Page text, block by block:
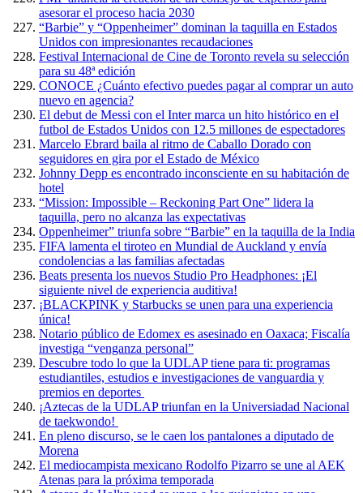
asesorar el proceso hacia 2030
“Barbie” y “Oppenheimer” dominan la taquilla en Estados
Unidos con impresionantes recaudaciones
Festival Internacional de Cine de Toronto revela su selección
para su 48ª edición
CONOCE ¿Cuánto efectivo puedes pagar al comprar un auto
nuevo en agencia?
El debut de Messi con el Inter marca un hito histórico en el
futbol de Estados Unidos con 12.5 millones de espectadores
Marcelo Ebrard baila al ritmo de Caballo Dorado con
seguidores en gira por el Estado de México
Johnny Depp es encontrado inconsciente en su habitación de
hotel
“Mission: Impossible – Reckoning Part One” lidera la
taquilla, pero no alcanza las expectativas
Oppenheimer” triunfa sobre “Barbie” en la taquilla de la India
FIFA lamenta el tiroteo en Mundial de Auckland y envía
condolencias a las familias afectadas
Beats presenta los nuevos Studio Pro Headphones: ¡El
siguiente nivel de experiencia auditiva!
¡BLACKPINK y Starbucks se unen para una experiencia
única!
Notario público de Edomex es asesinado en Oaxaca; Fiscalía
investiga “venganza personal”
Descubre todo lo que la UDLAP tiene para ti: programas
estudiantiles, estudios e investigaciones de vanguardia y
premios en deportes
¡Aztecas de la UDLAP triunfan en la Universiadad Nacional
de taekwondo!
En pleno discurso, se le caen los pantalones a diputado de
Morena
El mediocampista mexicano Rodolfo Pizarro se une al AEK
Atenas para la próxima temporada